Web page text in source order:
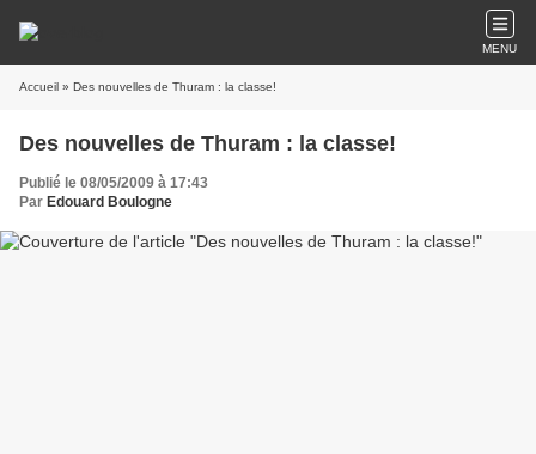
MENU
Accueil » Des nouvelles de Thuram : la classe!
Des nouvelles de Thuram : la classe!
Publié le 08/05/2009 à 17:43
Par Edouard Boulogne